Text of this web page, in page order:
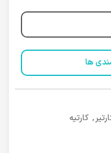
ها
, کارتیه